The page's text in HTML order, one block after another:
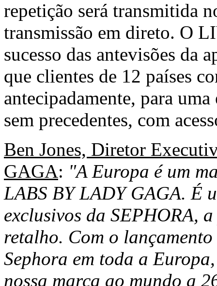
repetição será transmitida
transmissão em direto. O
sucesso das antevisões da
que clientes de 12 países
antecipadamente, para
sem precedentes, com
Ben Jones, Diretor
GAGA: "A Europa é um
LABS BY LADY GAGA. É
exclusivos da SEPHORA,
retalho. Com o
Sephora em toda a
nossa marca ao mundo a